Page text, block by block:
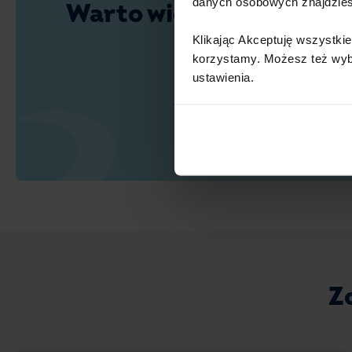
Klikając Akceptuję
korzystamy. Możesz też
ustawienia.​ ​
Warto wiedzieć